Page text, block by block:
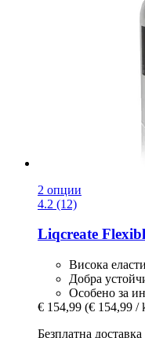
2 опции
4.2 (12)
Liqcreate
Висока
Добра
Особено за
€ 154,99 (€ 154,99 /
Безплатна